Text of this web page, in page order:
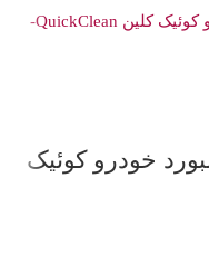
خودرو کوئیک